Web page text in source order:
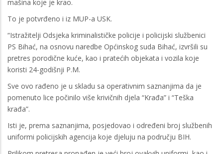
mašina koje je krao.
To je potvrđeno i iz MUP-a USK.
“Istražitelji Odsjeka kriminalističke policije i policijski službenici
PS Bihać, na osnovu naredbe Općinskog suda Bihać, izvršili su
pretres porodične kuće, kao i pratećih objekata i vozila koje
koristi 24-godišnji P.M.
Sve ovo rađeno je u skladu sa operativnim saznanjima da je
pomenuto lice počinilo više krivičnih djela “Krađa” i “Teška
krađa”.
Isti je, prema saznanjima, posjedovao i određeni broj službenih
uniformi policijskih agencija koje djeluju na području BIH.